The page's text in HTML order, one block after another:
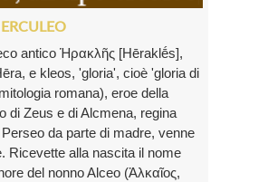
antico Ἡρακλῆς [Hēraklḗs],
e kleos, 'gloria', cioè 'gloria di
romana), eroe della
di Zeus e di Alcmena, regina
da parte di madre, venne
Ricevette alla nascita il nome
del nonno Alceo (Ἀλκαῖος,